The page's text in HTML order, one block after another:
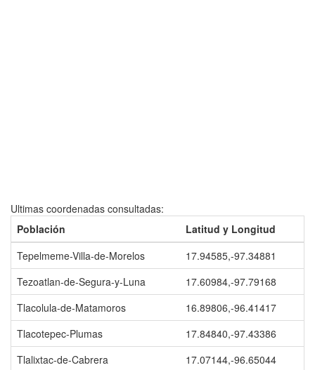
Ultimas coordenadas consultadas:
Población
Latitud y Longitud
Tepelmeme-Villa-de-Morelos
17.94585,-97.34881
Tezoatlan-de-Segura-y-Luna
17.60984,-97.79168
Tlacolula-de-Matamoros
16.89806,-96.41417
Tlacotepec-Plumas
17.84840,-97.43386
Tlalixtac-de-Cabrera
17.07144,-96.65044